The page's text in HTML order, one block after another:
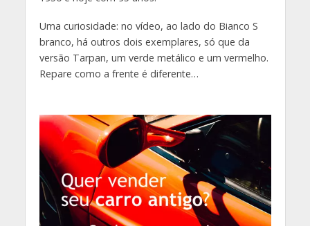
Uma curiosidade: no vídeo, ao lado do Bianco S
branco, há outros dois exemplares, só que da
versão Tarpan, um verde metálico e um vermelho.
Repare como a frente é diferente…